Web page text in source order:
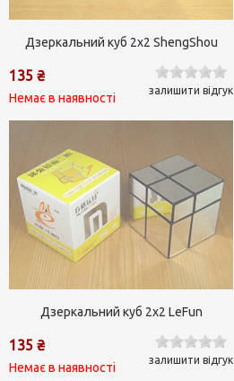
Дзеркальний куб 2х2 ShengShou
135 ₴
Немає в наявності
залишити відгук
Дзеркальний куб 2х2 LeFun
135 ₴
Немає в наявності
залишити відгук